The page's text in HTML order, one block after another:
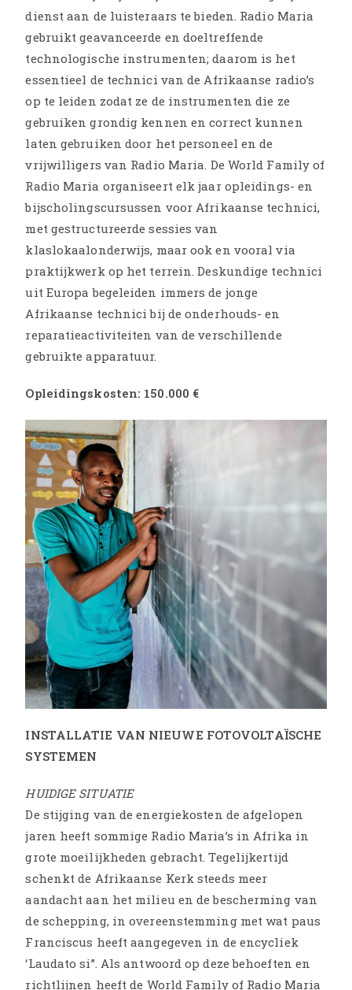
dienst aan de luisteraars te bieden. Radio Maria
gebruikt geavanceerde en doeltreffende
technologische instrumenten; daarom is het
essentieel de technici van de Afrikaanse radio’s
op te leiden zodat ze de instrumenten die ze
gebruiken grondig kennen en correct kunnen
laten gebruiken door het personeel en de
vrijwilligers van Radio Maria. De World Family of
Radio Maria organiseert elk jaar opleidings- en
bijscholingscursussen voor Afrikaanse technici,
met gestructureerde sessies van
klaslokaalonderwijs, maar ook en vooral via
praktijkwerk op het terrein. Deskundige technici
uit Europa begeleiden immers de jonge
Afrikaanse technici bij de onderhouds- en
reparatieactiviteiten van de verschillende
gebruikte apparatuur.
Opleidingskosten: 150.000 €
INSTALLATIE VAN NIEUWE FOTOVOLTAÏSCHE
SYSTEMEN
HUIDIGE SITUATIE
De stijging van de energiekosten de afgelopen
jaren heeft sommige Radio Maria’s in Afrika in
grote moeilijkheden gebracht. Tegelijkertijd
schenkt de Afrikaanse Kerk steeds meer
aandacht aan het milieu en de bescherming van
de schepping, in overeenstemming met wat paus
Franciscus heeft aangegeven in de encycliek
‘Laudato si”. Als antwoord op deze behoeften en
richtlijnen heeft de World Family of Radio Maria